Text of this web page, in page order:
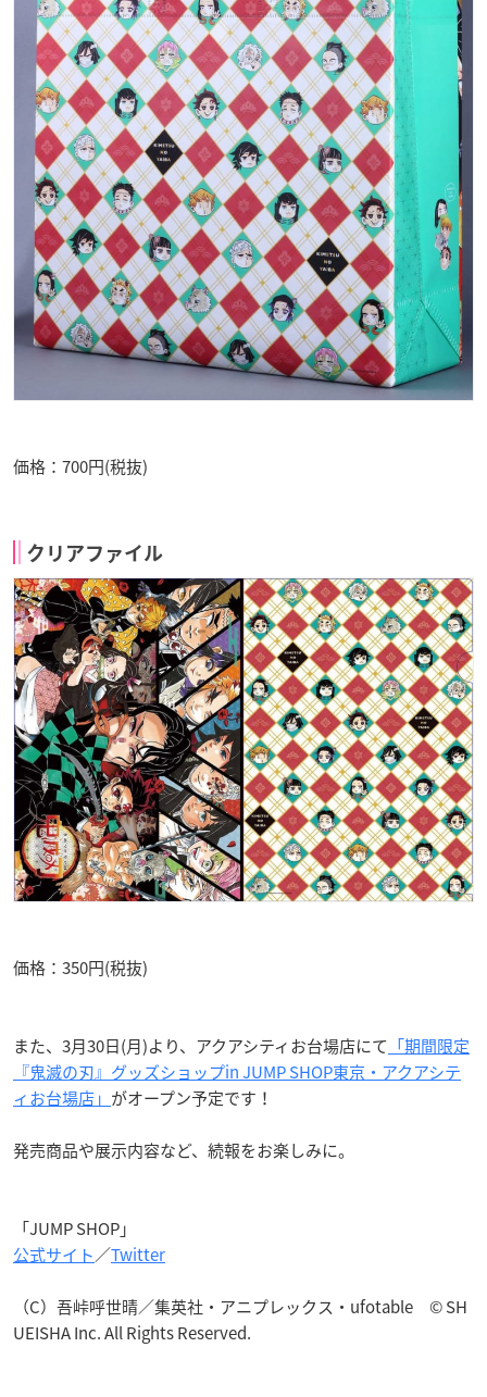
価格：700円(税抜)
クリアファイル
価格：350円(税抜)
また、3月30日(月)より、アクアシティお台場店にて 「期間限定
『鬼滅の刃』グッズショップin JUMP SHOP東京・アクアシテ
ィお台場店」 がオープン予定です！
発売商品や展示内容など、続報をお楽しみに。
「JUMP SHOP」
公式サイト／Twitter
（C）吾峠呼世晴／集英社・アニプレックス・ufotable © SH
UEISHA Inc. All Rights Reserved.